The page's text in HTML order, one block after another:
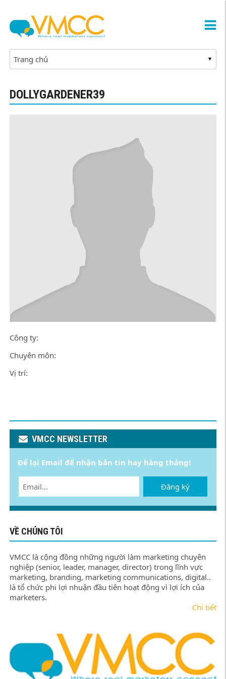
DOLLYGARDENER39
Công ty:
Chuyên môn:
Vị trí:
VMCC NEWSLETTER
Để lại Email để nhận bản tin hay hàng tháng!
Đăng ký
VỀ CHÚNG TÔI
VMCC là cộng đồng những người làm marketing chuyên
nghiệp (senior, leader, manager, director) trong lĩnh vực
marketing, branding, marketing communications, digital..
là tổ chức phi lợi nhuận đầu tiên hoạt động vì lợi ích của
marketers.
Chi tiết